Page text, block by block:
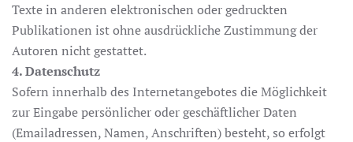
Texte in anderen elektronischen oder gedruckten
Publikationen ist ohne ausdrückliche Zustimmung der
Autoren nicht gestattet.
4. Datenschutz
Sofern innerhalb des Internetangebotes die Möglichkeit
zur Eingabe persönlicher oder geschäftlicher Daten
(Emailadressen, Namen, Anschriften) besteht, so erfolgt